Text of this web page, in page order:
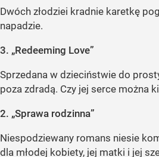
Dwóch złodziei kradnie karetkę
napadzie.
3. „Redeeming Love”
Sprzedana w dzieciństwie do
poza zdradą. Czy jej serce można
2. „Sprawa rodzinna”
Niespodziewany romans niesie
dla młodej kobiety, jej matki i jej